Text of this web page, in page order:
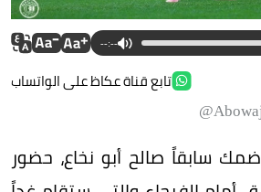
--:--
تابع قناة عكاظ على الواتساب
سابقاً صالح أبو نخاع، حضور